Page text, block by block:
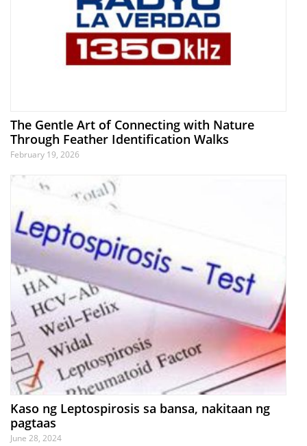
The Gentle Art of Connecting with Nature
Through Feather Identification Walks
February 19, 2026
Kaso ng Leptospirosis sa bansa, nakitaan ng
pagtaas
June 28, 2024